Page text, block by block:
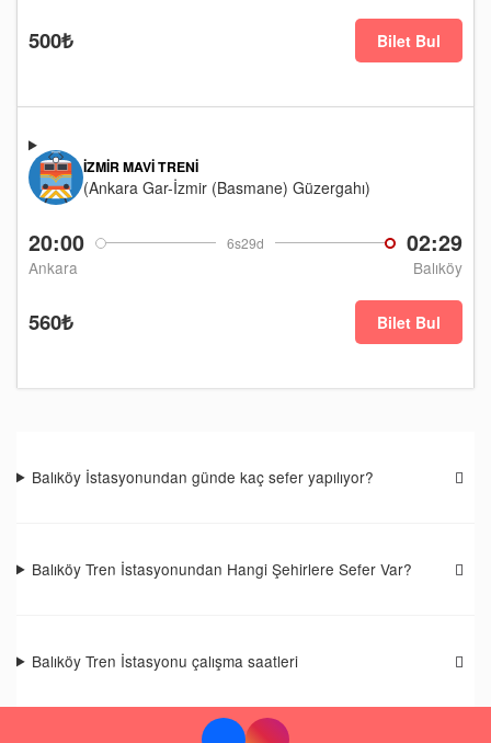
500₺ Bilet Bul
20:00 6s29d 02:29
Ankara Balıköy
İZMIR MAVI TRENI
(Ankara Gar-İzmir (Basmane) Güzergahı)
560₺ Bilet Bul
Balıköy İstasyonundan günde kaç sefer yapılıyor?
Balıköy Tren İstasyonundan Hangi Şehirlere Sefer Var?
Balıköy Tren İstasyonu çalışma saatleri